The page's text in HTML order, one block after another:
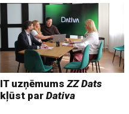
IT uzņēmumsZZ Dats
kļūst parDativa